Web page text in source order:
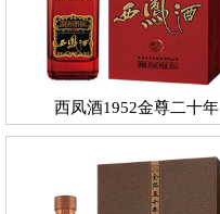
西凤酒1952金尊二十年